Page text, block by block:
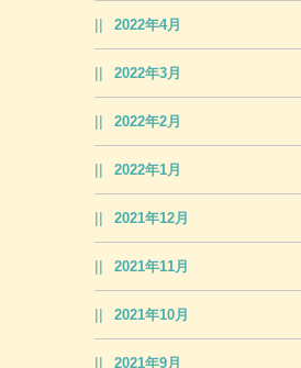
2022年4月
2022年3月
2022年2月
2022年1月
2021年12月
2021年11月
2021年10月
2021年9月